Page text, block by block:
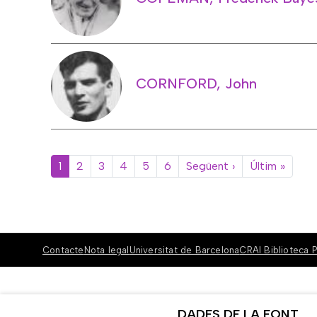
CORNFORD, John
Paginació
1 2 3 4 5 6 Següent ›Pàgina següent
Últim »Última
Contacte Nota legal Universitat de BarcelonaCRAI Biblioteca